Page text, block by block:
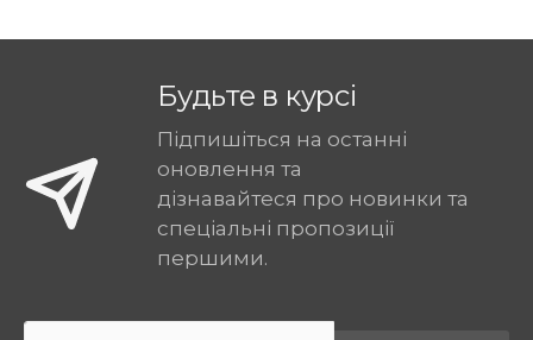
Будьте в курсі
Підпишіться на останні
оновлення та
дізнавайтеся про новинки та
спеціальні пропозиції
першими.